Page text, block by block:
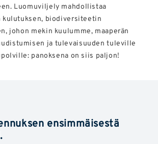
Luomuviljely mahdollistaa
biodiversiteetin
johon mekin kuulumme, maaperän
ja tulevaisuuden tuleville
panoksena on siis paljon!
ensimmäisestä